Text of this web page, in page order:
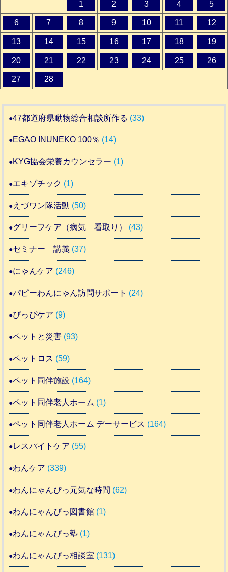
1 2 3 4 5
6 7 8 9 10 11 12
13 14 15 16 17 18 19
20 21 22 23 24 25 26
27 28
47都道府県動物総合相談所作る (33)
EGAO INUNEKO 100％ (14)
KYG協会栄養カウンセラー (1)
エキゾチック (1)
えづワン隊活動 (50)
グリーフケア（病気 看取り） (43)
セミナー 講義 (37)
にゃんケア (246)
パピーわんにゃん訪問サポート (24)
ぴっぴケア (9)
ペットと災害 (93)
ペットロス (59)
ペット同伴施設 (164)
ペット同伴老人ホーム (1)
ペット同伴老人ホーム デーサービス (164)
レスパイトケア (55)
わんケア (339)
わんにゃんぴっ元気な時間 (62)
わんにゃんぴっ図書館 (1)
わんにゃんぴっ塾 (1)
わんにゃんぴっ相談室 (131)